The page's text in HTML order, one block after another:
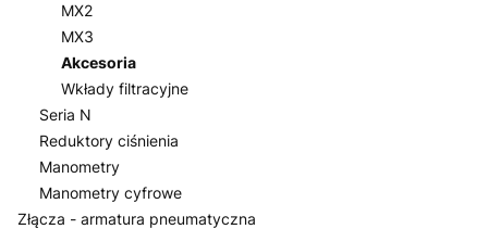
MX2
MX3
Akcesoria
Wkłady filtracyjne
Seria N
Reduktory ciśnienia
Manometry
Manometry cyfrowe
Złącza - armatura pneumatyczna